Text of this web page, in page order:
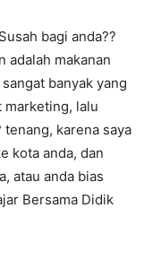
bagi anda??
adalah makanan
banyak yang
lalu
tenang, karena saya
kota anda, dan
atau anda bias
Bersama Didik